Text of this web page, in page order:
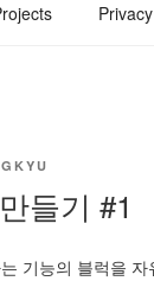
Privacy
들기 #1
기능의 블럭을